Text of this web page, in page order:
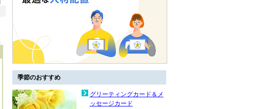
季節のおすすめ
グリーティングカード＆メ
ッセージカード